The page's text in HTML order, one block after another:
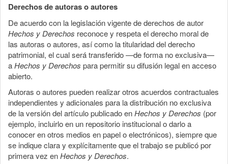
Derechos de autoras o autores
De acuerdo con la legislación vigente de derechos de autor
Hechos y Derechos reconoce y respeta el derecho moral de
las autoras o autores, así como la titularidad del derecho
patrimonial, el cual será transferido —de forma no exclusiva—
aHechos y Derechos para permitir su difusión legal en acceso
abierto.
Autoras o autores pueden realizar otros acuerdos contractuales
independientes y adicionales para la distribución no exclusiva
de la versión del artículo publicado enHechos y Derechos (por
ejemplo, incluirlo en un repositorio institucional o darlo a
conocer en otros medios en papel o electrónicos), siempre que
se indique clara y explícitamente que el trabajo se publicó por
primera vez enHechos y Derechos.